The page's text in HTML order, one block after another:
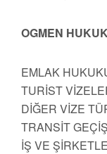
OGMEN
EMLAK
TURİST
DİĞER VİZE
TRANSİT
İŞ VE